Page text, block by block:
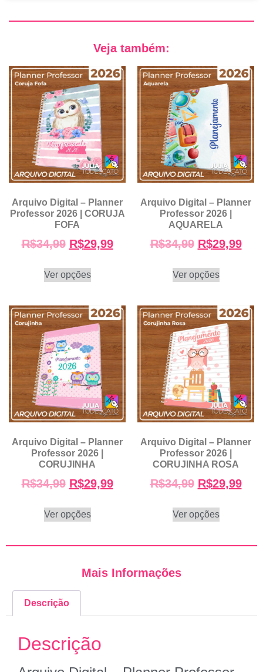
Veja também:
Arquivo Digital – Planner
Professor 2026 | CORUJA
FOFA
R$34,99 R$29,99
Ver opções
Arquivo Digital – Planner
Professor 2026 |
AQUARELA
R$34,99 R$29,99
Ver opções
Arquivo Digital – Planner
Professor 2026 |
CORUJINHA
R$34,99 R$29,99
Ver opções
Arquivo Digital – Planner
Professor 2026 |
CORUJINHA ROSA
R$34,99 R$29,99
Ver opções
Mais Informações
Descrição
Descrição